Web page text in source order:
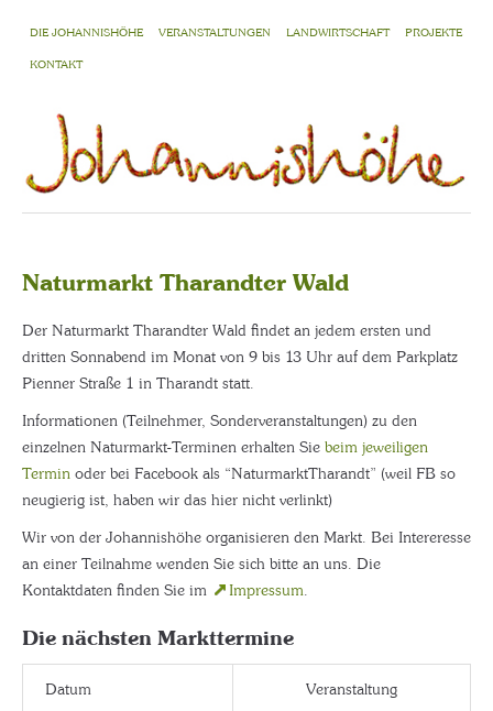
DIE JOHANNISHÖHE VERANSTALTUNGEN LANDWIRTSCHAFT PROJEKTE
KONTAKT
Naturmarkt Tharandter Wald
Der Naturmarkt Tharandter Wald findet an jedem ersten und
dritten Sonnabend im Monat von 9 bis 13 Uhr auf dem Parkplatz
Pienner Straße 1 in Tharandt statt.
Informationen (Teilnehmer, Sonderveranstaltungen) zu den
einzelnen Naturmarkt-Terminen erhalten Sie beim jeweiligen
Termin oder bei Facebook als “NaturmarktTharandt” (weil FB so
neugierig ist, haben wir das hier nicht verlinkt)
Wir von der Johannishöhe organisieren den Markt. Bei Intereresse
an einer Teilnahme wenden Sie sich bitte an uns. Die
Kontaktdaten finden Sie im
Impressum.
Die nächsten Markttermine
Datum Veranstaltung